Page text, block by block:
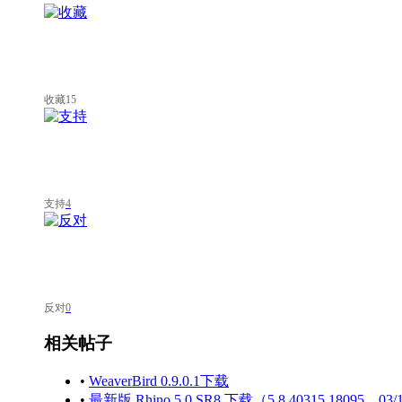
收藏15
支持4
反对0
相关帖子
• WeaverBird 0.9.0.1下载